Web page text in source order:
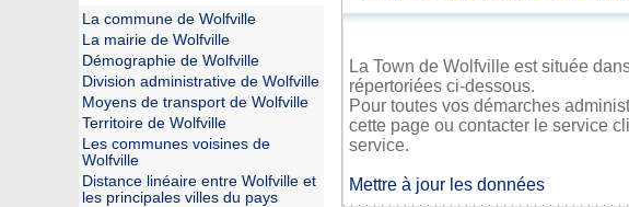
La Town de Wolfville est située
répertoriées ci-dessous.
Pour toutes vos démarches
cette page ou contacter le service
service.
Mettre à jour les données
La commune de Wolfville
La mairie de Wolfville
Démographie de Wolfville
Division administrative de Wolfville
Moyens de transport de Wolfville
Territoire de Wolfville
Les communes voisines de
Wolfville
Distance linéaire entre Wolfville et
les principales villes du pays